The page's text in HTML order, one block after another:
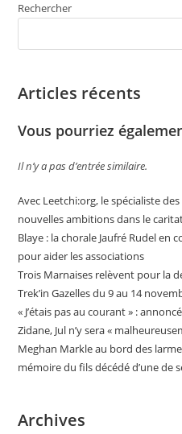
Rechercher
Articles récents
Vous pourriez
Il n’y a pas d’entrée similaire.
Avec Leetchi:org, le spécialiste
nouvelles ambitions dans le
Blaye : la chorale Jaufré Rudel en
pour aider les associations
Trois Marnaises relèvent pour la
Trek’in Gazelles du 9 au 14
« J’étais pas au courant » :
Zidane, Jul n’y sera «
Meghan Markle au bord des
mémoire du fils décédé d’une de
Archives